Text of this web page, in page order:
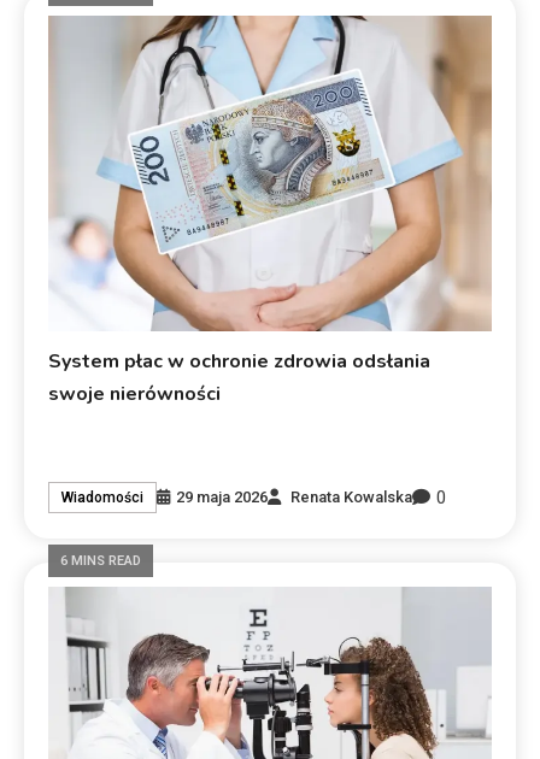
System płac w ochronie zdrowia odsłania
swoje nierówności
Wiadomości 29 maja 2026 Renata Kowalska 0
6 MINS READ